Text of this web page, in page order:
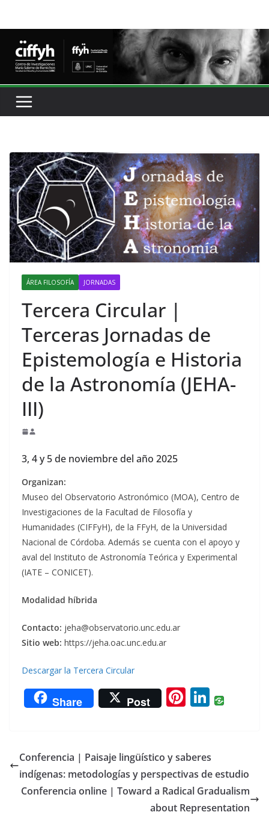
ÁREA FILOSOFÍA JORNADAS
Tercera Circular |
Terceras Jornadas de
Epistemología e Historia
de la Astronomía (JEHA-
III)
3, 4 y 5 de noviembre del año 2025
Organizan:
Museo del Observatorio Astronómico (MOA), Centro de
Investigaciones de la Facultad de Filosofía y
Humanidades (CIFFyH), de la FFyH, de la Universidad
Nacional de Córdoba. Además se cuenta con el apoyo y
aval del Instituto de Astronomía Teórica y Experimental
(IATE – CONICET).
Modalidad híbrida
Contacto: jeha@observatorio.unc.edu.ar
Sitio web: https://jeha.oac.unc.edu.ar
Descargar la Tercera Circular
Share Post Pi
e
st
Li
e
dI
n
Conferencia | Paisaje lingüístico y saberes
indígenas: metodologías y perspectivas de estudio
Conferencia online | Toward a Radical Gradualism
about Representation